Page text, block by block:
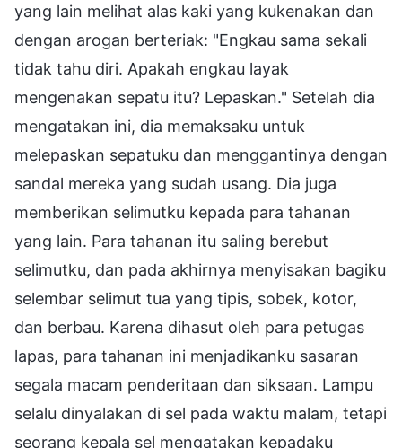
yang lain melihat alas kaki yang kukenakan dan
dengan arogan berteriak: "Engkau sama sekali
tidak tahu diri. Apakah engkau layak
mengenakan sepatu itu? Lepaskan." Setelah dia
mengatakan ini, dia memaksaku untuk
melepaskan sepatuku dan menggantinya dengan
sandal mereka yang sudah usang. Dia juga
memberikan selimutku kepada para tahanan
yang lain. Para tahanan itu saling berebut
selimutku, dan pada akhirnya menyisakan bagiku
selembar selimut tua yang tipis, sobek, kotor,
dan berbau. Karena dihasut oleh para petugas
lapas, para tahanan ini menjadikanku sasaran
segala macam penderitaan dan siksaan. Lampu
selalu dinyalakan di sel pada waktu malam, tetapi
seorang kepala sel mengatakan kepadaku